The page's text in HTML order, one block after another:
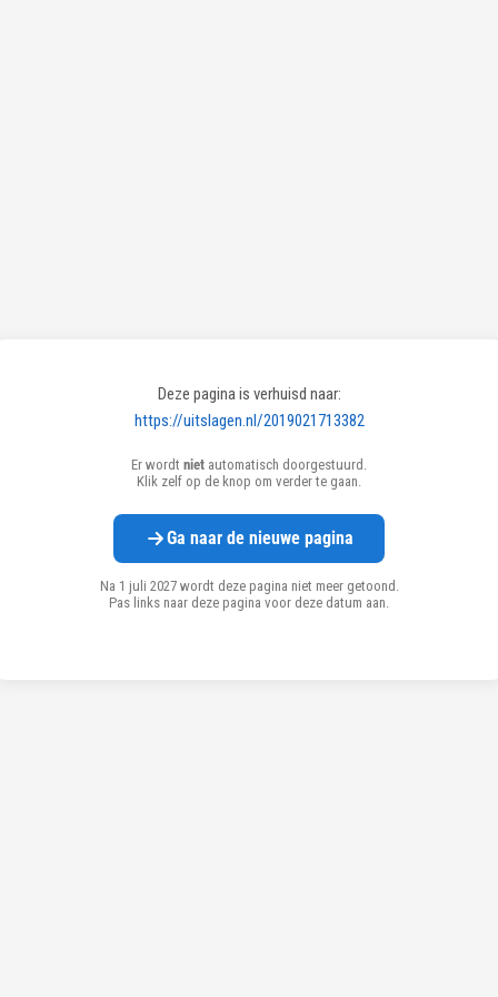
Deze pagina is verhuisd naar:
https://uitslagen.nl/2019021713382
Er wordt niet automatisch doorgestuurd.
Klik zelf op de knop om verder te gaan.
Ga naar de nieuwe pagina
Na 1 juli 2027 wordt deze pagina niet meer getoond.
Pas links naar deze pagina voor deze datum aan.